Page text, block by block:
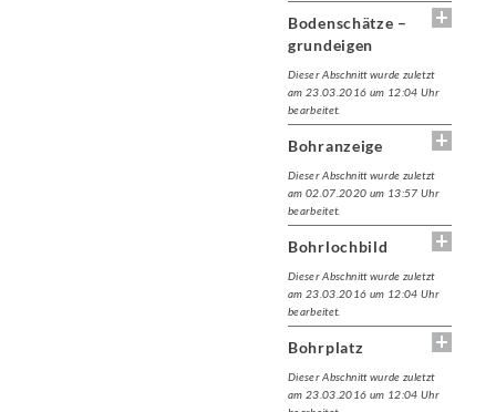
Bodenschätze –
grundeigen
Dieser Abschnitt wurde zuletzt
am 23.03.2016 um 12:04 Uhr
bearbeitet.
Bohranzeige
Dieser Abschnitt wurde zuletzt
am 02.07.2020 um 13:57 Uhr
bearbeitet.
Bohrlochbild
Dieser Abschnitt wurde zuletzt
am 23.03.2016 um 12:04 Uhr
bearbeitet.
Bohrplatz
Dieser Abschnitt wurde zuletzt
am 23.03.2016 um 12:04 Uhr